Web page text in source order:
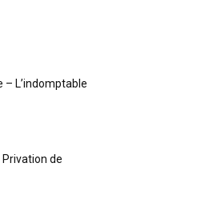
– L’indomptable
de